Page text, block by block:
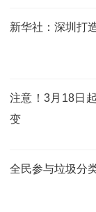
新华社：深圳打
注意！3月18日
变
全民参与垃圾分